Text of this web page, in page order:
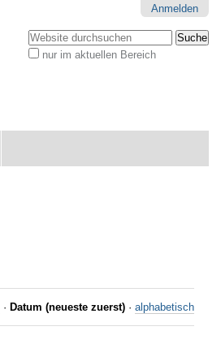
Anmelden
Website durchsuchen
nur im aktuellen Bereich
· Datum (neueste zuerst) · alphabetisch